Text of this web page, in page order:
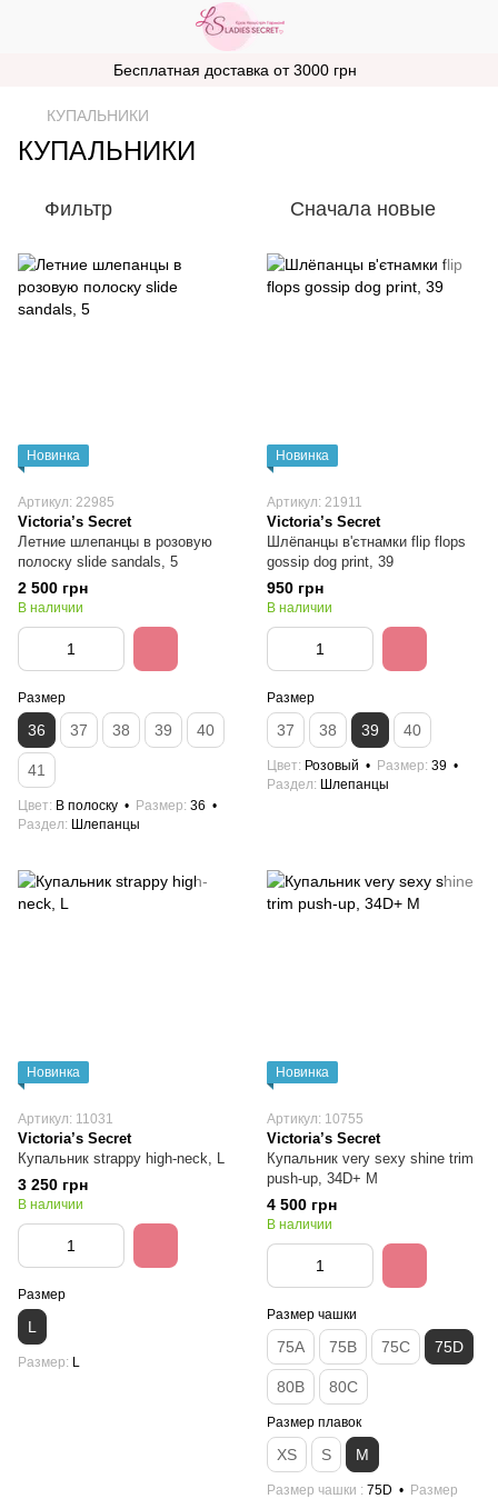
Бесплатная доставка от 3000 грн
КУПАЛЬНИКИ
КУПАЛЬНИКИ
Фильтр Сначала новые
Новинка
Артикул: 22985
Victoria’s Secret
Летние шлепанцы в розовую
полоску slide sandals, 5
2 500 грн
В наличии
Размер
36 37 38 39 40
41
Цвет В полоску Размер 36
Раздел
Шлепанцы
Новинка
Артикул: 21911
Victoria’s Secret
Шлёпанцы в'єтнамки flip flops
gossip dog print, 39
950 грн
В наличии
Размер
37 38 39 40
Цвет Розовый Размер 39
Раздел
Шлепанцы
Новинка
Артикул: 11031
Victoria’s Secret
Купальник strappy high-neck, L
3 250 грн
В наличии
Размер
L
Размер L
Новинка
Артикул: 10755
Victoria’s Secret
Купальник very sexy shine trim
push-up, 34D+ M
4 500 грн
В наличии
Размер чашки
75A 75B 75C 75D
80B 80C
Размер плавок
XS S M
Размер чашки 75D
Размер